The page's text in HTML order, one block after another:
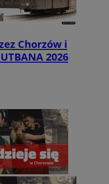
Chorzów i
2026